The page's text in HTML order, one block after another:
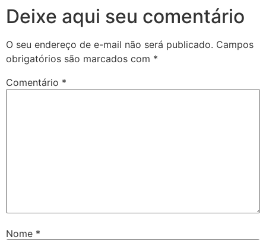
Deixe aqui seu comentário
O seu endereço de e-mail não será publicado. Campos
obrigatórios são marcados com *
Comentário *
Nome *